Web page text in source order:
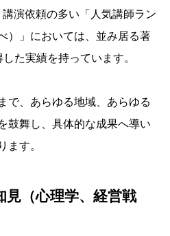
講演依頼の多い「人気講師ラン
）」においては、並み居る著
した実績を持っています。
で、あらゆる地域、あらゆる
鼓舞し、具体的な成果へ導い
ます。
見（心理学、経営戦